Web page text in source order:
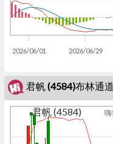
2026/06/01 2026/06/29
君帆 (4584)布林通道
君帆 (4584)